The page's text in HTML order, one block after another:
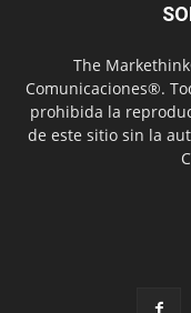
The
Comunicaciones®.
prohibida la
de este sitio sin la